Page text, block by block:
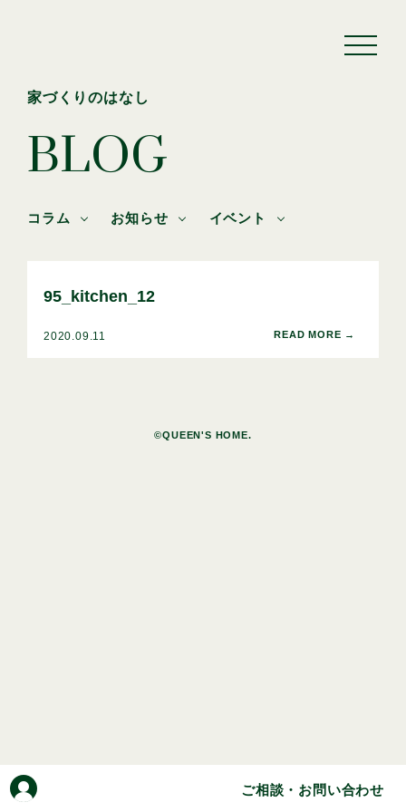
ご相談・お問い合わせ
家づくりのはなし
BLOG
コラム お知らせ イベント
95_kitchen_12
2020.09.11
©QUEEN'S HOME.